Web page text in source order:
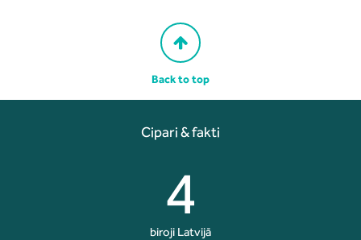
Back to top
Cipari & fakti
4
biroji Latvijā